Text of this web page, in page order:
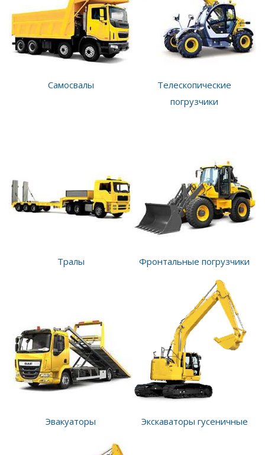
Самосвалы
Телескопические
погрузчики
Тралы Фронтальные погрузчики
Эвакуаторы Экскаваторы гусеничные